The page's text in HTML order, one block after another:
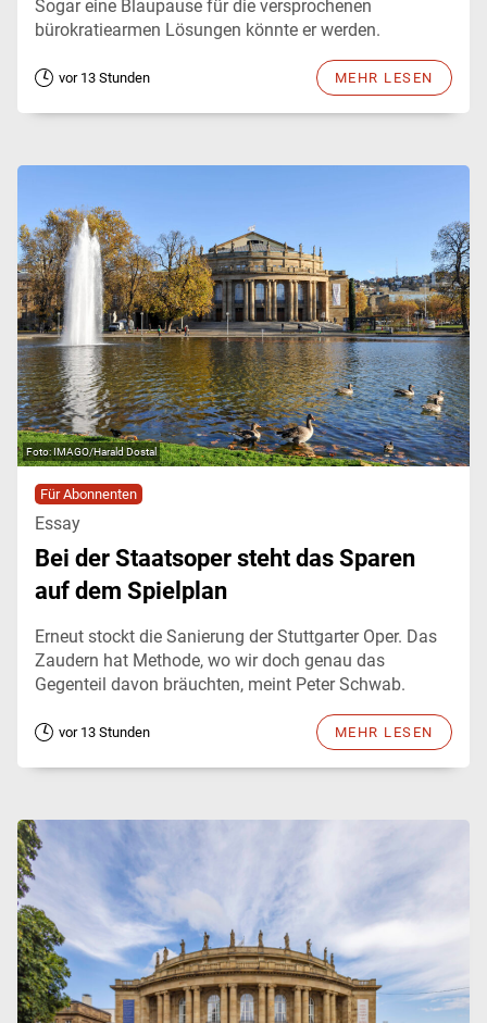
Sogar eine Blaupause für die versprochenen
bürokratiearmen Lösungen könnte er werden.
vor 13 Stunden MEHR LESEN
IMAGO/Harald Dostal
Für Abonnenten
Essay
Bei der Staatsoper steht das Sparen
auf dem Spielplan
Erneut stockt die Sanierung der Stuttgarter Oper. Das
Zaudern hat Methode, wo wir doch genau das
Gegenteil davon bräuchten, meint Peter Schwab.
vor 13 Stunden MEHR LESEN